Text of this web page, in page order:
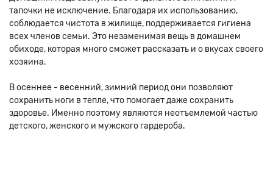
тапочки не исключение. Благодаря их использованию,
соблюдается чистота в жилище, поддерживается гигиена
всех членов семьи. Это незаменимая вещь в домашнем
обиходе, которая много сможет рассказать и о вкусах своего
хозяина.
В осеннее - весенний, зимний период они позволяют
сохранить ноги в тепле, что помогает даже сохранить
здоровье. Именно поэтому являются неотъемлемой частью
детского, женского и мужского гардероба.